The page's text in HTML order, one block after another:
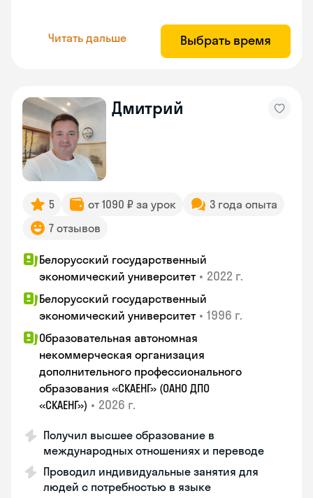
Читать дальше Выбрать время
Дмитрий
5 от 1090 ₽ за урок
3 года опыта
7 отзывов
Белорусский государственный
экономический университет • 2022 г.
Белорусский государственный
экономический университет • 1996 г.
Образовательная автономная
некоммерческая организация
дополнительного профессионального
образования «СКАЕНГ» (ОАНО ДПО
«СКАЕНГ») • 2026 г.
Получил высшее образование в
международных отношениях и переводе
Проводил индивидуальные занятия для
людей с потребностью в языке